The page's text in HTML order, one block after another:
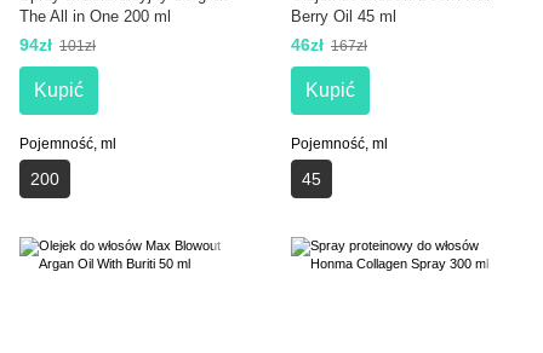
The All in One 200 ml
94zł 101zł
Kupić
Pojemność, ml
200
Berry Oil 45 ml
46zł 167zł
Kupić
Pojemność, ml
45